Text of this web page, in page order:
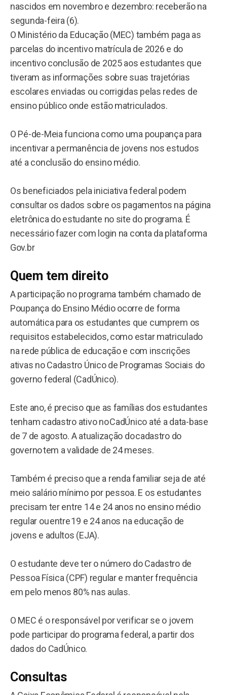
nascidos em novembro e dezembro: receberão na
segunda-feira (6).
O Ministério da Educação (MEC) também paga as
parcelas do incentivo matrícula de 2026 e do
incentivo conclusão de 2025 aos estudantes que
tiveram as informações sobre suas trajetórias
escolares enviadas ou corrigidas pelas redes de
ensino público onde estão matriculados.
O Pé-de-Meia funciona como uma poupança para
incentivar a permanência de jovens nos estudos
até a conclusão do ensino médio.
Os beneficiados pela iniciativa federal podem
consultar os dados sobre os pagamentos na página
eletrônica do estudante no site do programa. É
necessário fazer com login na conta da plataforma
Gov.br
Quem tem direito
A participação no programa também chamado de
Poupança do Ensino Médio ocorre de forma
automática para os estudantes que cumprem os
requisitos estabelecidos, como estar matriculado
na rede pública de educação e com inscrições
ativas no Cadastro Único de Programas Sociais do
governo federal (CadÚnico).
Este ano, é preciso que as famílias dos estudantes
tenham cadastro ativo no CadÚnico até a data-base
de 7 de agosto. A atualização do cadastro do
governo tem a validade de 24 meses.
Também é preciso que a renda familiar seja de até
meio salário mínimo por pessoa. E os estudantes
precisam ter entre 14 e 24 anos no ensino médio
regular ou entre 19 e 24 anos na educação de
jovens e adultos (EJA).
O estudante deve ter o número do Cadastro de
Pessoa Física (CPF) regular e manter frequência
em pelo menos 80% nas aulas.
O MEC é o responsável por verificar se o jovem
pode participar do programa federal, a partir dos
dados do CadÚnico.
Consultas